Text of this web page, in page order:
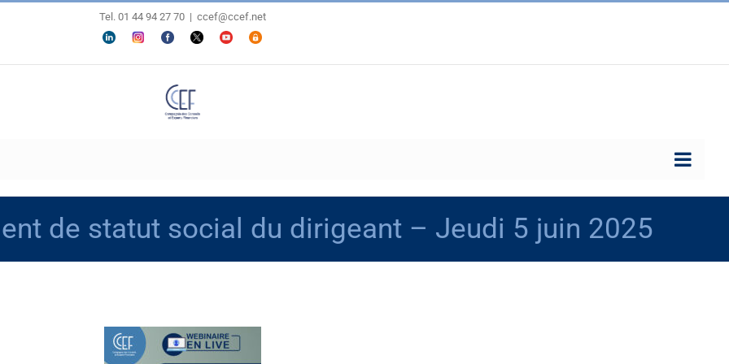
Tel. 01 44 94 27 70 | ccef@ccef.net
LINKEDINPersonnaliser
FACEBOOK
X YOUTUBE
ESPACE
de statut social du dirigeant – Jeudi 5 juin 2025